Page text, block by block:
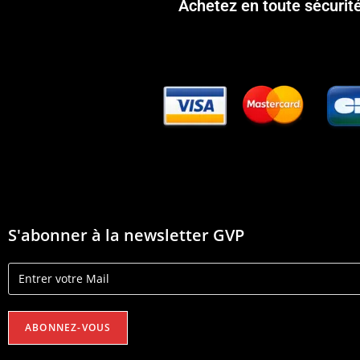
Achetez en toute
S'abonner à la newsletter GVP